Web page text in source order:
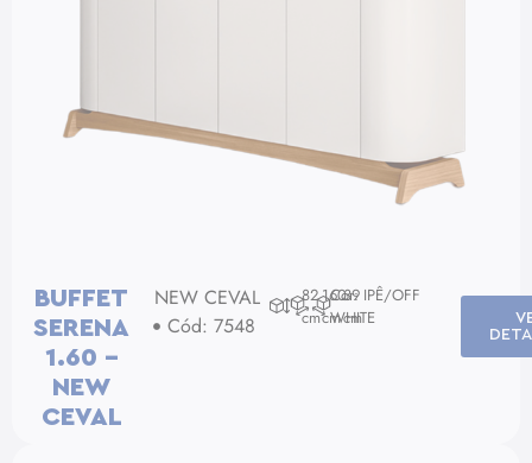
BUFFET
SERENA
1.60 –
NEW
CEVAL
NEW CEVAL
Cód: 7548
82
cm
160
cm
39
cm
Cor: IPÊ/OFF
WHITE